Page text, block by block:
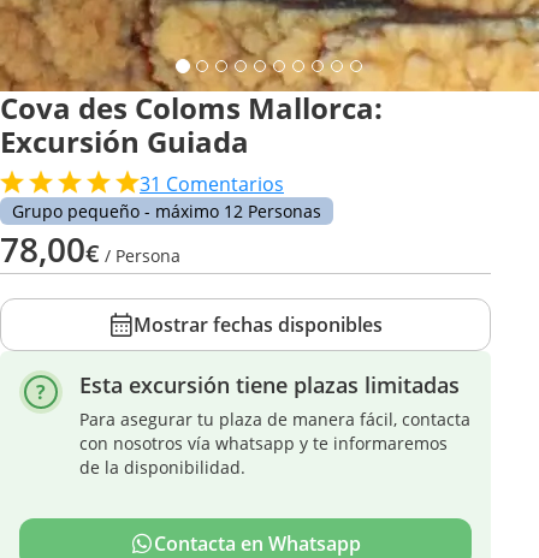
Cova des Coloms Mallorca:
Excursión Guiada
31 Comentarios
Grupo pequeño - máximo 12 Personas
78,00€ / Persona
Mostrar fechas disponibles
Esta excursión tiene plazas limitadas
Para asegurar tu plaza de manera fácil, contacta
con nosotros vía whatsapp y te informaremos
de la disponibilidad.
Contacta en Whatsapp